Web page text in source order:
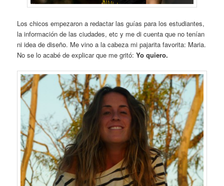
Los chicos empezaron a redactar las guías para los estudiantes,
la información de las ciudades, etc y me di cuenta que no tenían
ni idea de diseño. Me vino a la cabeza mi pajarita favorita: Maria.
No se lo acabé de explicar que me gritó:Yo quiero.